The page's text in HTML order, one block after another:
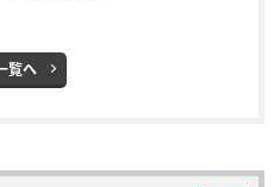
覧へ